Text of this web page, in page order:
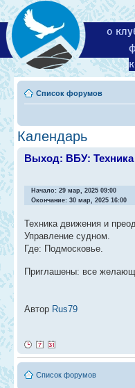
о
Список форумов
Календарь
Выход: ВБУ:
Начало: 29 мар, 2025 09:00
Окончание: 30 мар, 2025 16:00
Техника движения и
Управление судном.
Где: Подмосковье.
Приглашены: все
Автор Rus79
Список форумов